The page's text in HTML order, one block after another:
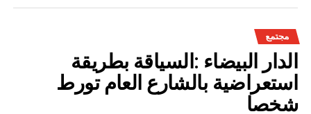
وتعكس هذه المعطيات الأثر الإيجابي على الثروة المائية
الوطنية،والفرشة المئية عموما ووقعها الايجابي على الفلاحة بعد
سنوات الجفاف .
مجتمع
الدار البيضاء :السياقة بطريقة
استعراضية بالشارع العام تورط
شخصا